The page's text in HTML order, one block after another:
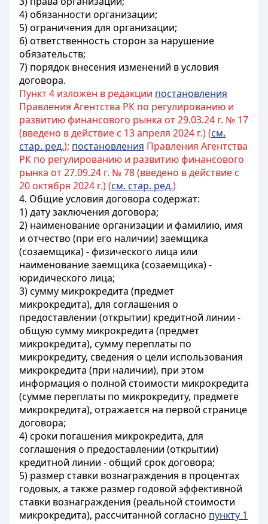
4) обязанности организации;
5) ограничения для организации;
6) ответственность сторон за нарушение
обязательств;
7) порядок внесения изменений в условия
договора.
Пункт 4 изложен в редакции постановления
Правления Агентства РК по регулированию и
развитию финансового рынка от 29.03.24 г. № 17
(введено в действие с 13 апреля 2024 г.) (см.
стар. ред.); постановления Правления Агентства
РК по регулированию и развитию финансового
рынка от 27.09.24 г. № 78 (введено в действие с
20 октября 2024 г.) (см. стар. ред.)
4. Общие условия договора содержат:
1) дату заключения договора;
2) наименование организации и фамилию, имя
и отчество (при его наличии) заемщика
(созаемщика) - физического лица или
наименование заемщика (созаемщика) -
юридического лица;
3) сумму микрокредита (предмет
микрокредита), для соглашения о
предоставлении (открытии) кредитной линии -
общую сумму микрокредита (предмет
микрокредита), сумму переплаты по
микрокредиту, сведения о цели использования
микрокредита (при наличии), при этом
информация о полной стоимости микрокредита
(сумме переплаты по микрокредиту, предмете
микрокредита), отражается на первой странице
договора;
4) сроки погашения микрокредита, для
соглашения о предоставлении (открытии)
кредитной линии - общий срок договора;
5) размер ставки вознаграждения в процентах
годовых, а также размер годовой эффективной
ставки вознаграждения (реальной стоимости
микрокредита), рассчитанной согласно пункту 1